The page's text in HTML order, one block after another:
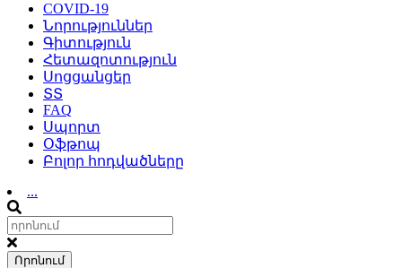
COVID-19
Նորություններ
Գիտություն
Հետազոտություն
Սոցցանցեր
ՏՏ
FAQ
Սպորտ
Օֆթոպ
Բոլոր հոդվածները
...
Որոնում